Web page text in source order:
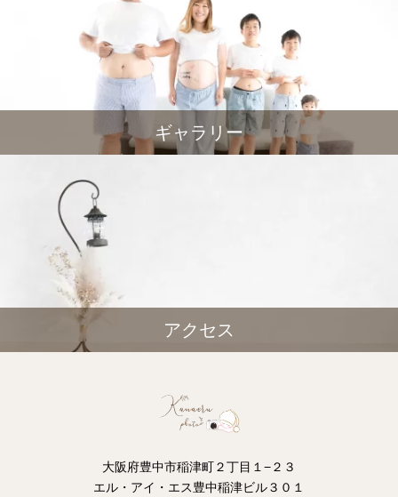
ギャラリー
アクセス
大阪府豊中市稲津町２丁目１−２３
エル・アイ・エス豊中稲津ビル３０１